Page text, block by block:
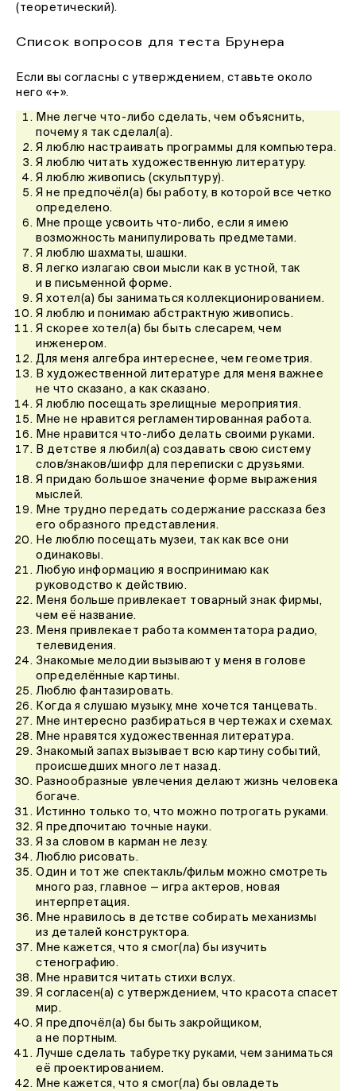
(теоретический).
Список вопросов для теста Брунера
Если вы согласны с утверждением, ставьте около
него «+».
Мне легче что-либо сделать, чем объяснить,
почему я так сделал(а).
Я люблю настраивать программы для компьютера.
Я люблю читать художественную литературу.
Я люблю живопись (скульптуру).
Я не предпочёл(а) бы работу, в которой все четко
определено.
Мне проще усвоить что-либо, если я имею
возможность манипулировать предметами.
Я люблю шахматы, шашки.
Я легко излагаю свои мысли как в устной, так
и в письменной форме.
Я хотел(а) бы заниматься коллекционированием.
Я люблю и понимаю абстрактную живопись.
Я скорее хотел(а) бы быть слесарем, чем
инженером.
Для меня алгебра интереснее, чем геометрия.
В художественной литературе для меня важнее
не что сказано, а как сказано.
Я люблю посещать зрелищные мероприятия.
Мне не нравится регламентированная работа.
Мне нравится что-либо делать своими руками.
В детстве я любил(а) создавать свою систему
слов/знаков/шифр для переписки с друзьями.
Я придаю большое значение форме выражения
мыслей.
Мне трудно передать содержание рассказа без
его образного представления.
Не люблю посещать музеи, так как все они
одинаковы.
Любую информацию я воспринимаю как
руководство к действию.
Меня больше привлекает товарный знак фирмы,
чем её название.
Меня привлекает работа комментатора радио,
телевидения.
Знакомые мелодии вызывают у меня в голове
определённые картины.
Люблю фантазировать.
Когда я слушаю музыку, мне хочется танцевать.
Мне интересно разбираться в чертежах и схемах.
Мне нравятся художественная литература.
Знакомый запах вызывает всю картину событий,
происшедших много лет назад.
Разнообразные увлечения делают жизнь человека
богаче.
Истинно только то, что можно потрогать руками.
Я предпочитаю точные науки.
Я за словом в карман не лезу.
Люблю рисовать.
Один и тот же спектакль/фильм можно смотреть
много раз, главное — игра актеров, новая
интерпретация.
Мне нравилось в детстве собирать механизмы
из деталей конструктора.
Мне кажется, что я смог(ла) бы изучить
стенографию.
Мне нравится читать стихи вслух.
Я согласен(а) с утверждением, что красота спасет
мир.
Я предпочёл(а) бы быть закройщиком,
а не портным.
Лучше сделать табуретку руками, чем заниматься
её проектированием.
Мне кажется, что я смог(ла) бы овладеть